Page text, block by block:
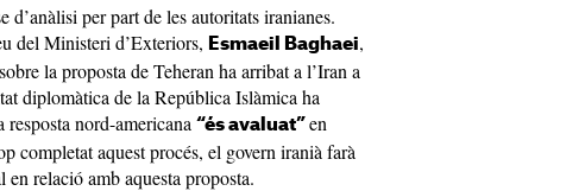
d’anàlisi per part de les autoritats iranianes.
del Ministeri d’Exteriors, Esmaeil Baghaei,
la proposta de Teheran ha arribat a l’Iran a
diplomàtica de la República Islàmica ha
nord-americana “és avaluat” en
completat aquest procés, el govern iranià farà
relació amb aquesta proposta.